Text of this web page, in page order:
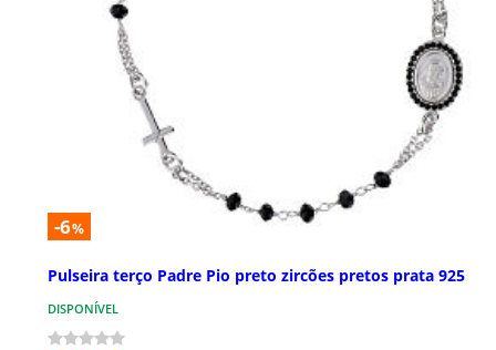
-6%
Pulseira terço Padre Pio preto zircões pretos prata 925
DISPONÍVEL